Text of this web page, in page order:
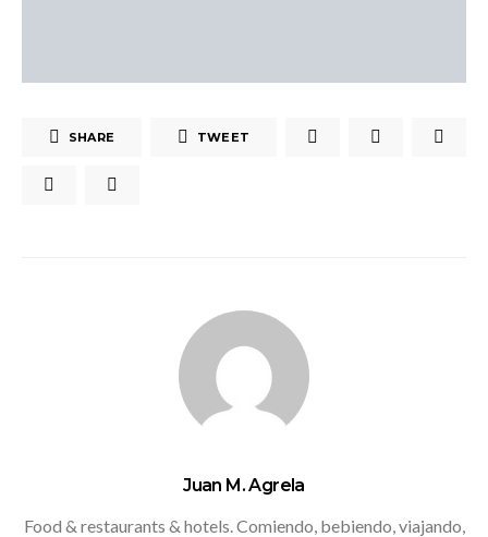
SHARE TWEET
Juan M. Agrela
Food & restaurants & hotels. Comiendo, bebiendo, viajando,